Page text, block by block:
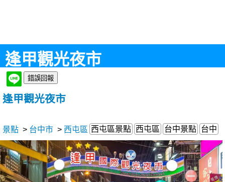
逢甲觀光夜市
逢甲觀光夜市
景點 > 台中市 > 西屯區 西屯區景點 西屯區 台中景點 台中